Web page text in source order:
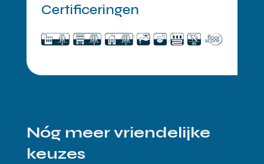
Certificeringen
Nóg meer vriendelijke
keuzes